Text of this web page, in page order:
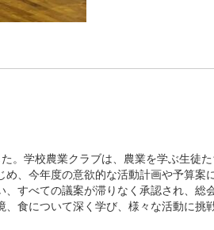
。学校農業クラブは、農業を学ぶ生徒
、今年度の意欲的な活動計画や予算案
すべての議案が滞りなく承認され、総
食について深く学び、様々な活動に挑